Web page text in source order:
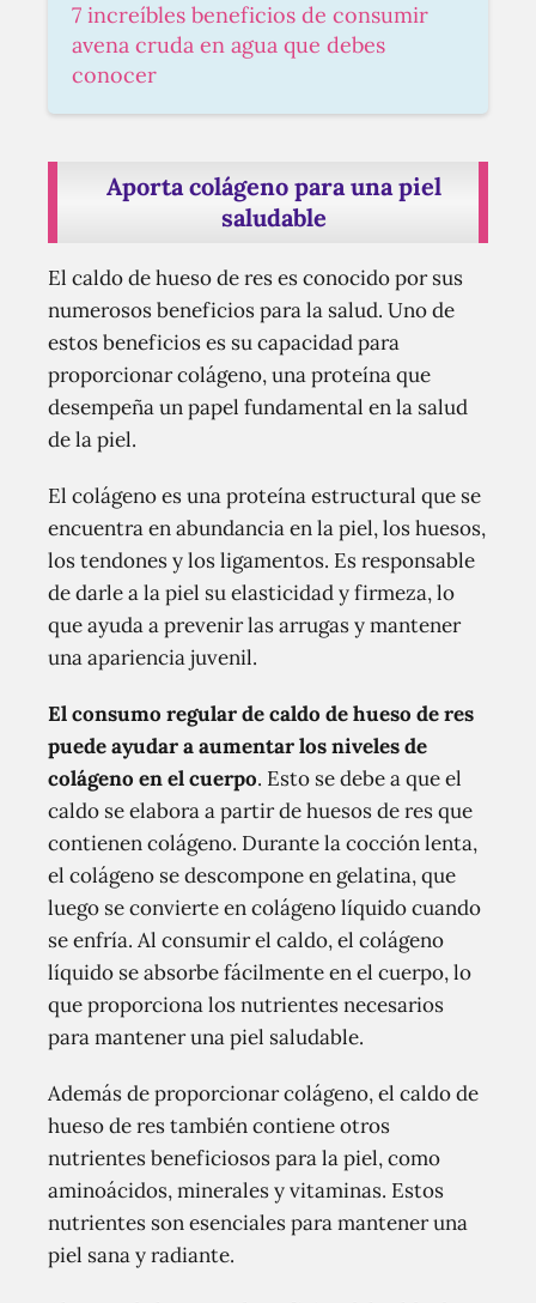
7 increíbles beneficios de consumir
avena cruda en agua que debes
conocer
Aporta colágeno para una piel
saludable
El caldo de hueso de res es conocido por sus
numerosos beneficios para la salud. Uno de
estos beneficios es su capacidad para
proporcionar colágeno, una proteína que
desempeña un papel fundamental en la salud
de la piel.
El colágeno es una proteína estructural que se
encuentra en abundancia en la piel, los huesos,
los tendones y los ligamentos. Es responsable
de darle a la piel su elasticidad y firmeza, lo
que ayuda a prevenir las arrugas y mantener
una apariencia juvenil.
El consumo regular de caldo de hueso de res
puede ayudar a aumentar los niveles de
colágeno en el cuerpo. Esto se debe a que el
caldo se elabora a partir de huesos de res que
contienen colágeno. Durante la cocción lenta,
el colágeno se descompone en gelatina, que
luego se convierte en colágeno líquido cuando
se enfría. Al consumir el caldo, el colágeno
líquido se absorbe fácilmente en el cuerpo, lo
que proporciona los nutrientes necesarios
para mantener una piel saludable.
Además de proporcionar colágeno, el caldo de
hueso de res también contiene otros
nutrientes beneficiosos para la piel, como
aminoácidos, minerales y vitaminas. Estos
nutrientes son esenciales para mantener una
piel sana y radiante.